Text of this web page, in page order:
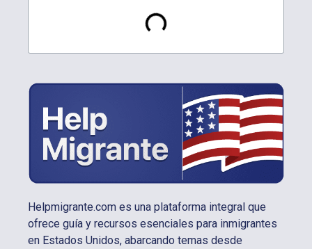
Helpmigrante.com es una plataforma integral que
ofrece guía y recursos esenciales para inmigrantes
en Estados Unidos, abarcando temas desde